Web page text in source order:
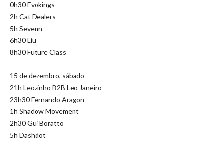
0h30 Evokings
2h Cat Dealers
5h Sevenn
6h30 Liu
8h30 Future Class
15 de dezembro, sábado
21h Leozinho B2B Leo Janeiro
23h30 Fernando Aragon
1h Shadow Movement
2h30 Gui Boratto
5h Dashdot